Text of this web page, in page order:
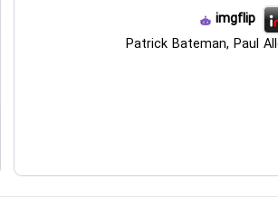
imgflip
Patrick Bateman, Paul